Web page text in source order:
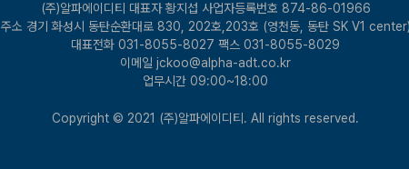
(주)알파에이디티 대표자 황지섭 사업자등록번호 874-86-01966
주소 경기 화성시 동탄순환대로 830, 202호,203호 (영천동, 동탄 SK V1
대표전화 031-8055-8027 팩스 031-8055-8029
이메일 jckoo@alpha-adt.co.kr
업무시간 09:00~18:00
Copyright © 2021 (주)알파에이디티. All rights reserved.